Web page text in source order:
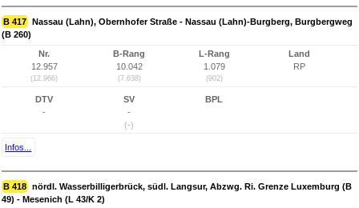
B 417 Nassau (Lahn), Obernhofer Straße - Nassau (Lahn)-Burgberg, Burgbergweg
(B 260)
Nr.
12.957
(12.966)
B-Rang
10.042
(7.638)
L-Rang
1.079
(902)
Land
RP
DTV
-
SV
-
(-)
BPL
Infos...
B 418 nördl. Wasserbilligerbrück, südl. Langsur, Abzwg. Ri. Grenze Luxemburg (B
49) - Mesenich (L 43/K 2)